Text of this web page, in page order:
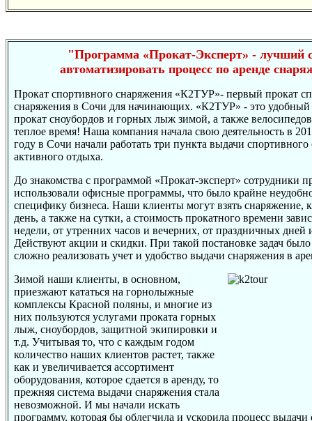
"Программа «Прокат-Эксперт» - лучший
автоматизировать процесс по аренде
Прокат спортивного снаряжения «К2ТУР»- первый прокат
снаряжения в Сочи для начинающих. «К2ТУР» - это удобный
прокат сноубордов и горных лыж зимой, а также
теплое время! Наша компания начала свою деятельность в
году в Сочи начали работать три пункта выдачи
активного отдыха.
До знакомства с программой «Прокат-эксперт» сотрудники
использовали офисные программы, что было крайне
специфику бизнеса. Наши клиенты могут взять снаряжение,
день, а также на сутки, а стоимость прокатного времени
недели, от утренних часов и вечерних, от праздничных
Действуют акции и скидки. При такой постановке задач было
сложно реализовать учет и удобство выдачи снаряжения в
Зимой наши клиенты, в основном,
приезжают кататься на горнолыжные
комплексы Красной поляны, и многие из
них пользуются услугами проката горных
лыж, сноубордов, защитной экипировки и
т.д. Учитывая то, что с каждым годом
количество наших клиентов растет, также
как и увеличивается ассортимент
оборудования, которое сдается в аренду, то
прежняя система выдачи снаряжения стала
невозможной. И мы начали искать
программу, которая бы облегчила и ускорила процесс выдачи